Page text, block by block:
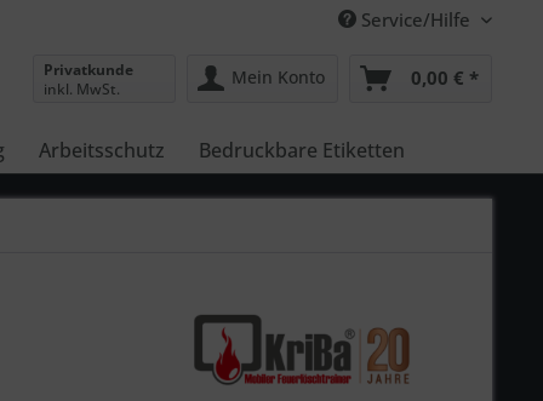
Service/Hilfe
Privatkunde
inkl. MwSt.
Mein Konto 0,00 € *
Arbeitsschutz Bedruckbare Etiketten